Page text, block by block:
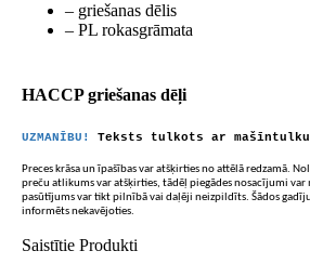
– griešanas dēlis
– PL rokasgrāmata
HACCP griešanas dēļi
UZMANĪBU! Teksts tulkots ar
Preces krāsa un īpašības var atšķirties no attēlā redzamā.
preču atlikums var atšķirties, tādēļ piegādes nosacījumi var
pasūtījums var tikt pilnībā vai daļēji neizpildīts. Šādos
informēts nekavējoties.
Saistītie Produkti